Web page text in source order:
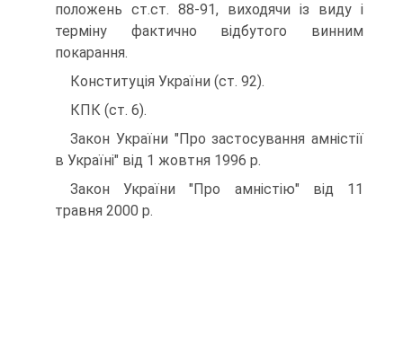
положень ст.ст. 88-91, виходячи із виду і
терміну фактично відбутого винним
покарання.
Конституція України (ст. 92).
КПК (ст. 6).
Закон України "Про застосування амністії
в Україні" від 1 жовтня 1996 р.
Закон України "Про амністію" від 11
травня 2000 р.